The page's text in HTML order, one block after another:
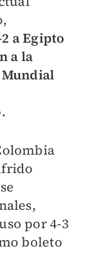
a Egipto
a la
por 4-3
boleto